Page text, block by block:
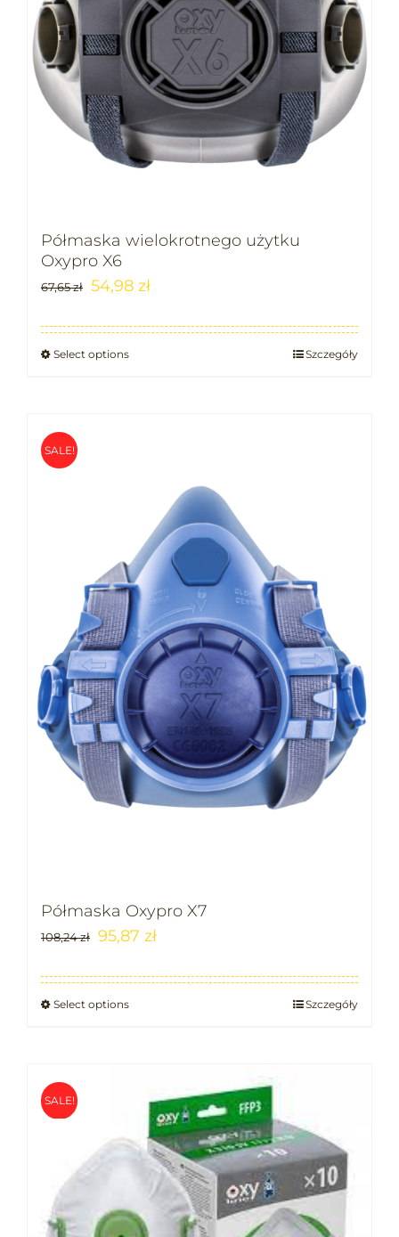
Półmaska wielokrotnego użytku
Oxypro X6
67,65zł 54,98 zł
Select options Szczegóły
SALE!
Półmaska Oxypro X7
108,24zł 95,87 zł
Select options Szczegóły
SALE!